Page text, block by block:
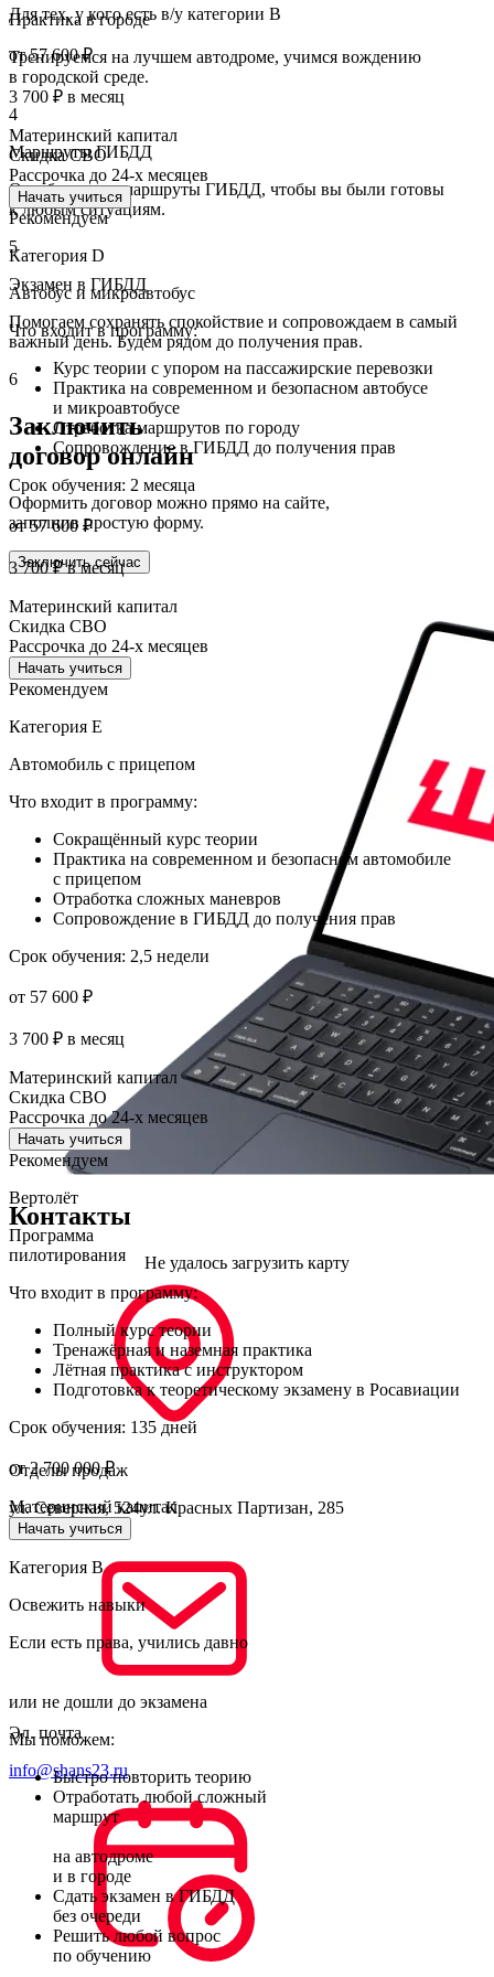
Для тех, у кого есть в/у категории В
от 57 600 ₽
3 700 ₽ в месяц
Материнский капитал
Скидка СВО
Рассрочка до 24-х месяцев
Начать учиться
Рекомендуем
Категория D
Автобус и микроавтобус
Что входит в программу:
Курс теории с упором на пассажирские перевозки
Практика на современном и безопасном автобусе
и микроавтобусе
Отработка маршрутов по городу
Сопровождение в ГИБДД до получения прав
Срок обучения: 2 месяца
от 57 600 ₽
3 700 ₽в месяц
Материнский капитал
Скидка СВО
Рассрочка до 24-х месяцев
Начать учиться
Рекомендуем
Категория Е
Автомобиль с прицепом
Что входит в программу:
Сокращённый курс теории
Практика на современном и безопасном автомобиле
с прицепом
Отработка сложных маневров
Сопровождение в ГИБДД до получения прав
Срок обучения: 2,5 недели
от 57 600 ₽
3 700 ₽ в месяц
Материнский капитал
Скидка СВО
Рассрочка до 24-х месяцев
Начать учиться
Рекомендуем
Вертолёт
Программа
пилотирования
Что входит в программу:
Полный курс теории
Тренажёрная и наземная практика
Лётная практика с инструктором
Подготовка к теоретическому экзамену в Росавиации
Срок обучения: 135 дней
от 2 700 000 ₽
Материнский капитал
Начать учиться
Категория B
Освежить навыки
Если есть права, учились давно
или не дошли до экзамена
Мы поможем:
Быстро повторить теорию
Отработать любой сложный
маршрут
на автодроме
и в городе
Сдать экзамен в ГИБДД
без очереди
Решить любой вопрос
по обучению
Практика в городе
Тренируемся на лучшем автодроме, учимся вождению
в городской среде.
4
Маршруты ГИБДД
Отрабатываем маршруты ГИБДД, чтобы вы были готовы
к любым ситуациям.
5
Экзамен в ГИБДД
Помогаем сохранять спокойствие и сопровождаем в самый
важный день. Будем рядом до получения прав.
6
Заключить
договор онлайн
Оформить договор можно прямо на сайте,
заполнив простую форму.
Заключить сейчас
Контакты
Отделы продаж
ул. Северная, 524ул. Красных Партизан, 285
Эл. почта
info@shans23.ru